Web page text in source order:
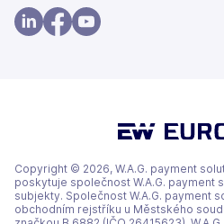
v
nových
Copyright © 2026, W.A.G. payment
poskytuje společnost W.A.G. payment
subjekty. Společnost W.A.G. payment
obchodním rejstříku u Městského